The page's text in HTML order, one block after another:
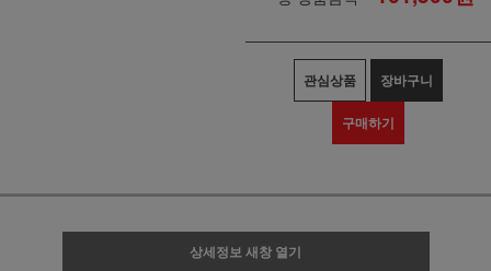
관심상품 장바구니
구매하기
상세정보 새창 열기